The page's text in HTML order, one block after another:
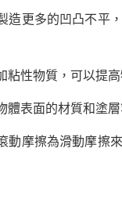
造更多的凹凸不平
粘性物質，可以提
體表面的材質和塗
動摩擦為滑動摩擦